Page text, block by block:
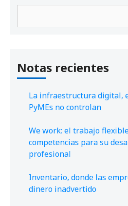
Notas recientes
La infraestructura digital,
PyMEs no controlan
We work: el trabajo
competencias para su
profesional
Inventario, donde las
dinero inadvertido